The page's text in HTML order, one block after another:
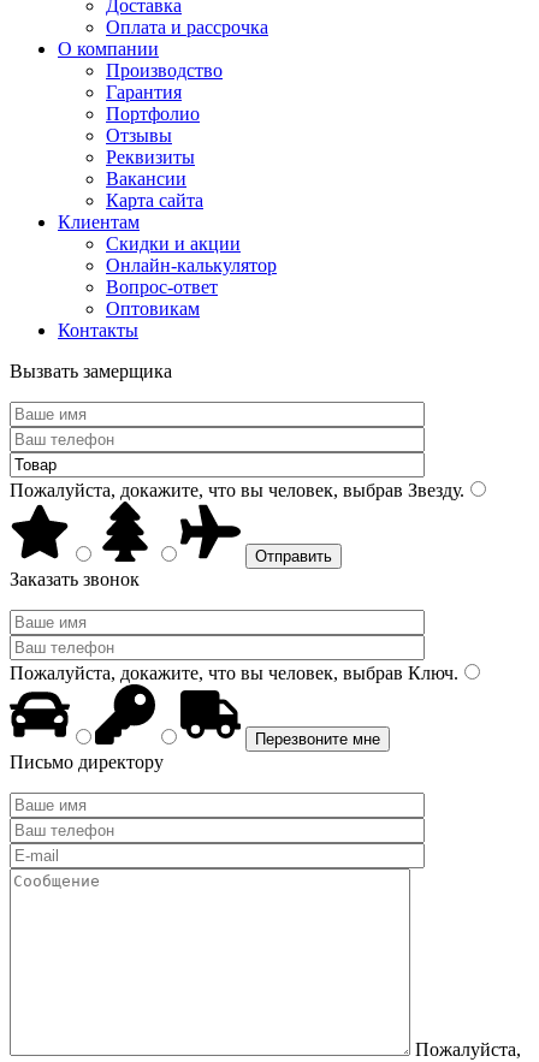
Доставка
Оплата и рассрочка
О компании
Производство
Гарантия
Портфолио
Отзывы
Реквизиты
Вакансии
Карта сайта
Клиентам
Скидки и акции
Онлайн-калькулятор
Вопрос-ответ
Оптовикам
Контакты
Вызвать замерщика
Пожалуйста, докажите, что вы человек, выбрав Звезду.
Заказать звонок
Пожалуйста, докажите, что вы человек, выбрав Ключ.
Письмо директору
Пожалуйста,